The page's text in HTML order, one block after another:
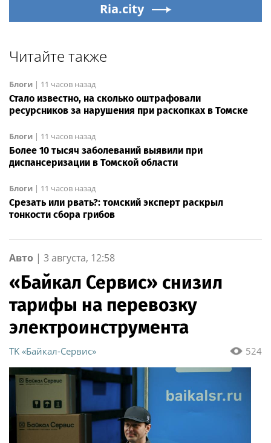
Ria.city
Читайте также
Блоги | 11 часов назад
Стало известно, на сколько оштрафовали
ресурсников за нарушения при раскопках в Томске
Блоги | 11 часов назад
Более 10 тысяч заболеваний выявили при
диспансеризации в Томской области
Блоги | 11 часов назад
Срезать или рвать?: томский эксперт раскрыл
тонкости сбора грибов
Авто | 3 августа, 12:58
«Байкал Сервис» снизил
тарифы на перевозку
электроинструмента
524
ТK «Байкал-Сервис»